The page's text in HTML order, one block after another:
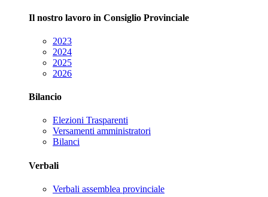
Il nostro lavoro in Consiglio Provinciale
2023
2024
2025
2026
Bilancio
Elezioni Trasparenti
Versamenti amministratori
Bilanci
Verbali
Verbali assemblea provinciale